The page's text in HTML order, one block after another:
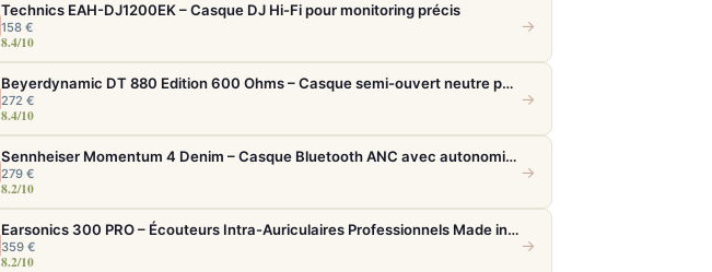
Technics EAH-DJ1200EK – Casque DJ Hi-Fi pour monitoring précis
158 €
8.4/10
→
Beyerdynamic DT 880 Edition 600 Ohms – Casque semi-ouvert neutre pour audiophiles et studio
272 €
8.4/10
→
Sennheiser Momentum 4 Denim – Casque Bluetooth ANC avec autonomie record 60h
279 €
8.2/10
→
Earsonics 300 PRO – Écouteurs Intra-Auriculaires Professionnels Made in France
359 €
8.2/10
→